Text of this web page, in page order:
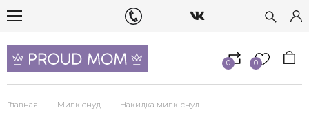
0 0
Главная Милк снуд Накидка милк-снуд